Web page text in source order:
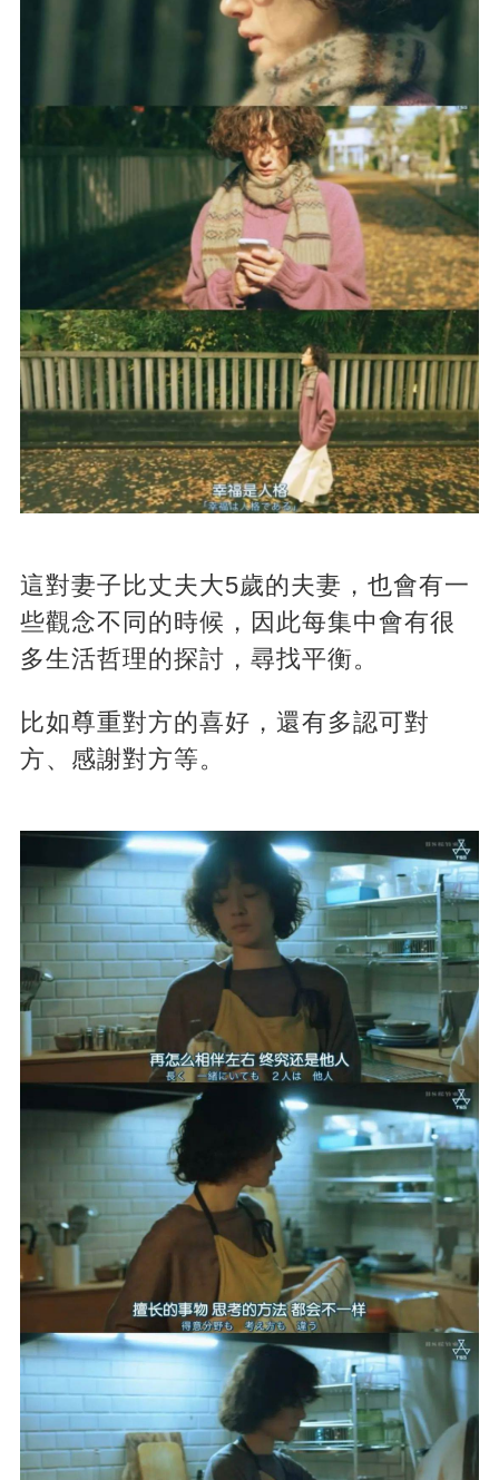
這對妻子比丈夫大5歲的夫妻，也會有一
些觀念不同的時候，因此每集中會有很
多生活哲理的探討，尋找平衡。
比如尊重對方的喜好，還有多認可對
方、感謝對方等。